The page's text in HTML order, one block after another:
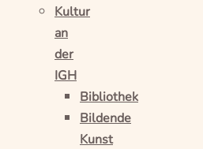
Kultur
an
der
IGH
Bibliothek
Bildende
Kunst